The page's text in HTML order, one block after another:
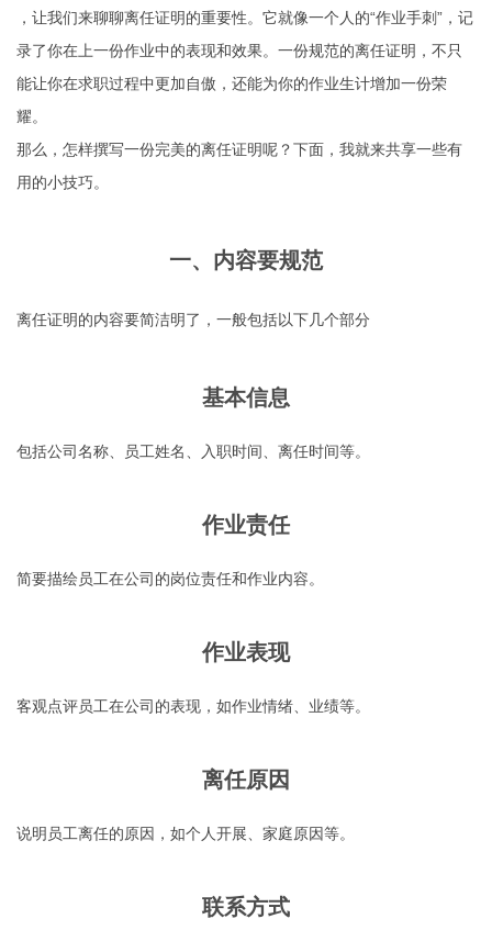
，让我们来聊聊离任证明的重要性。它就像一个人的“作业手刺”，记
录了你在上一份作业中的表现和效果。一份规范的离任证明，不只
能让你在求职过程中更加自傲，还能为你的作业生计增加一份荣
耀。
那么，怎样撰写一份完美的离任证明呢？下面，我就来共享一些有
用的小技巧。
一、内容要规范
离任证明的内容要简洁明了，一般包括以下几个部分
基本信息
包括公司名称、员工姓名、入职时间、离任时间等。
作业责任
简要描绘员工在公司的岗位责任和作业内容。
作业表现
客观点评员工在公司的表现，如作业情绪、业绩等。
离任原因
说明员工离任的原因，如个人开展、家庭原因等。
联系方式